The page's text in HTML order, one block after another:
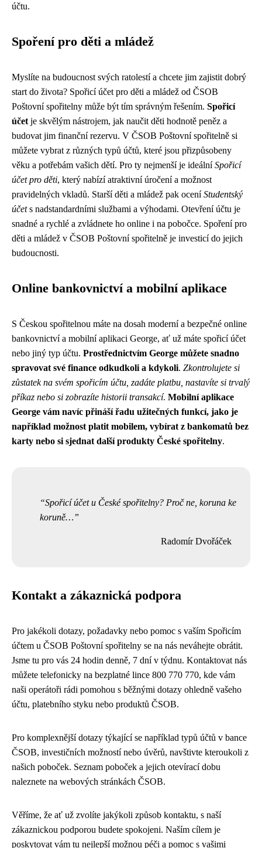
účtu.
Spoření pro děti a mládež
Myslíte na budoucnost svých ratolestí a chcete jim zajistit dobrý
start do života? Spořicí účet pro děti a mládež od ČSOB
Poštovní spořitelny může být tím správným řešením. Spořicí
účet je skvělým nástrojem, jak naučit děti hodnotě peněz a
budovat jim finanční rezervu. V ČSOB Poštovní spořitelně si
můžete vybrat z různých typů účtů, které jsou přizpůsobeny
věku a potřebám vašich dětí. Pro ty nejmenší je ideálníSpořicí
účet pro děti, který nabízí atraktivní úročení a možnost
pravidelných vkladů. Starší děti a mládež pak oceníStudentský
účets nadstandardními službami a výhodami. Otevření účtu je
snadné a rychlé a zvládnete ho online i na pobočce. Spoření pro
děti a mládež v ČSOB Poštovní spořitelně je investicí do jejich
budoucnosti.
Online bankovnictví a mobilní aplikace
S Českou spořitelnou máte na dosah moderní a bezpečné online
bankovnictví a mobilní aplikaci George, ať už máte spořicí účet
nebo jiný typ účtu. Prostřednictvím George můžete snadno
spravovat své finance odkudkoli a kdykoli. Zkontrolujete si
zůstatek na svém spořicím účtu, zadáte platbu, nastavíte si trvalý
příkaz nebo si zobrazíte historii transakcí. Mobilní aplikace
George vám navíc přináší řadu užitečných funkcí, jako je
například možnost platit mobilem, vybírat z bankomatů bez
karty nebo si sjednat další produkty České spořitelny.
Spořicí účet u České spořitelny? Proč ne, koruna ke
koruně…
Radomír Dvořáček
Kontakt a zákaznická podpora
Pro jakékoli dotazy, požadavky nebo pomoc s vaším Spořicím
účtem u ČSOB Poštovní spořitelny se na nás neváhejte obrátit.
Jsme tu pro vás 24 hodin denně, 7 dní v týdnu. Kontaktovat nás
můžete telefonicky na bezplatné lince 800 770 770, kde vám
naši operátoři rádi pomohou s běžnými dotazy ohledně vašeho
účtu, platebního styku nebo produktů ČSOB.
Pro komplexnější dotazy týkající se například typů účtů v bance
ČSOB, investičních možností nebo úvěrů, navštivte kteroukoli z
našich poboček. Seznam poboček a jejich otevírací dobu
naleznete na webových stránkách ČSOB.
Věříme, že ať už zvolíte jakýkoli způsob kontaktu, s naší
zákaznickou podporou budete spokojeni. Naším cílem je
poskytovat vám tu nejlepší možnou péči a pomoc s vašimi